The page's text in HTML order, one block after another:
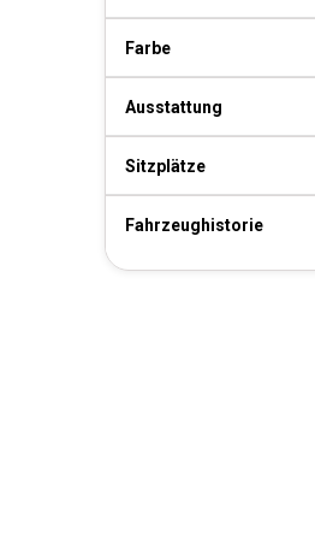
Farbe
Ausstattung
Sitzplätze
Fahrzeughistorie